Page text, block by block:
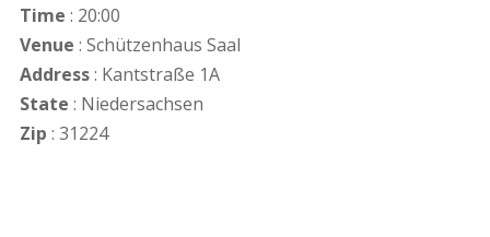
Time : 20:00
Venue : Schützenhaus Saal
Address: Kantstraße 1A
State : Niedersachsen
Zip : 31224